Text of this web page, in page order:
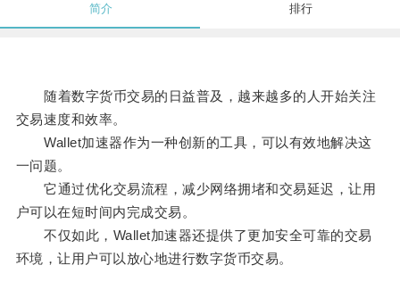
简介 排行
随着数字货币交易的日益普及，越来越多的人开始关注
交易速度和效率。
Wallet加速器作为一种创新的工具，可以有效地解决这
一问题。
它通过优化交易流程，减少网络拥堵和交易延迟，让用
户可以在短时间内完成交易。
不仅如此，Wallet加速器还提供了更加安全可靠的交易
环境，让用户可以放心地进行数字货币交易。